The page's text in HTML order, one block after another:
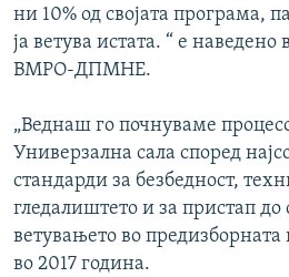
ни 10% од својата програма,
ја ветува истата. “ е
ВМРО-ДПМНЕ.
„Веднаш го почнуваме
Универзална сала според
стандарди за безбедност,
гледалиштето и за пристап до
ветувањето во
во 2017 година.